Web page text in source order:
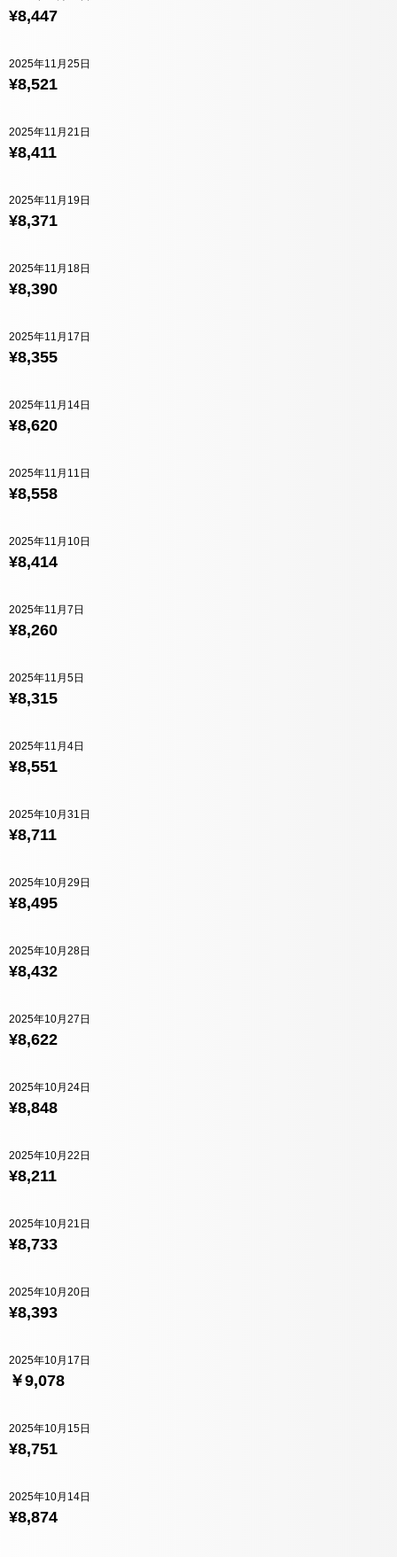
¥8,447
¥8,521
2025年11月25日
¥8,411
2025年11月21日
¥8,371
2025年11月19日
¥8,390
2025年11月18日
¥8,355
2025年11月17日
¥8,620
2025年11月14日
¥8,558
2025年11月11日
¥8,414
2025年11月10日
¥8,260
2025年11月7日
¥8,315
2025年11月5日
¥8,551
2025年11月4日
¥8,711
2025年10月31日
¥8,495
2025年10月29日
¥8,432
2025年10月28日
¥8,622
2025年10月27日
¥8,848
2025年10月24日
¥8,211
2025年10月22日
¥8,733
2025年10月21日
¥8,393
2025年10月20日
￥9,078
2025年10月17日
¥8,751
2025年10月15日
¥8,874
2025年10月14日